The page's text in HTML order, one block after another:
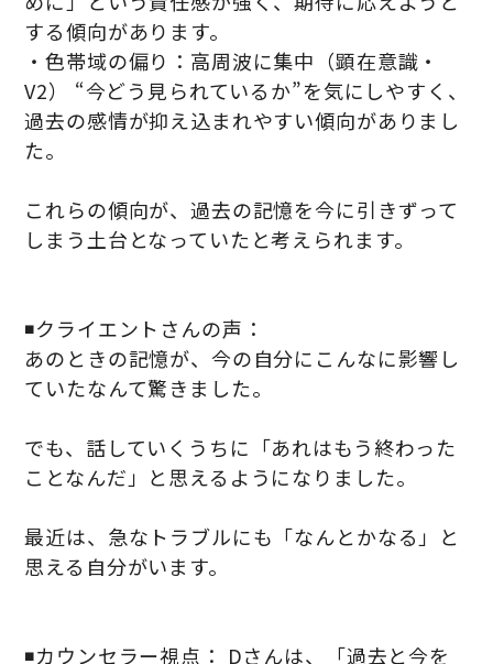
する傾向があります。
・色帯域の偏り：高周波に集中（顕在意識・
V2） “今どう見られているか”を気にしやすく、
過去の感情が抑え込まれやすい傾向がありまし
た。
これらの傾向が、過去の記憶を今に引きずって
しまう土台となっていたと考えられます。
◾️クライエントさんの声：
あのときの記憶が、今の自分にこんなに影響し
ていたなんて驚きました。
でも、話していくうちに「あれはもう終わった
ことなんだ」と思えるようになりました。
最近は、急なトラブルにも「なんとかなる」と
思える自分がいます。
◾️カウンセラー視点： Dさんは、「過去と今を